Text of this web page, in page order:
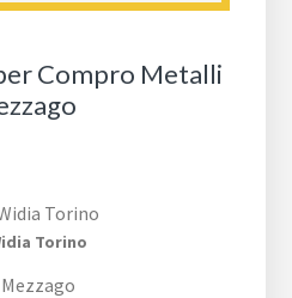
Compro Metalli
Torino